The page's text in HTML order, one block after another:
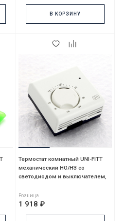
В КОРЗИНУ
Термостат комнатный UNI-FITT
механический НО/НЗ со
светодиодом и выключателем,
Розница
1 918 ₽